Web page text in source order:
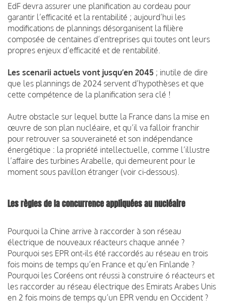
EdF devra assurer une planification au cordeau pour
garantir l’efficacité et la rentabilité ; aujourd’hui les
modifications de plannings désorganisent la filière
composée de centaines d’entreprises qui toutes ont leurs
propres enjeux d’efficacité et de rentabilité.
Les scenarii actuels vont jusqu’en 2045 ; inutile de dire
que les plannings de 2024 servent d’hypothèses et que
cette compétence de la planification sera clé !
Autre obstacle sur lequel butte la France dans la mise en
œuvre de son plan nucléaire, et qu’il va falloir franchir
pour retrouver sa souveraineté et son indépendance
énergétique : la propriété intellectuelle, comme l’illustre
l’affaire des turbines Arabelle, qui demeurent pour le
moment sous pavillon étranger (voir ci-dessous).
Les règles de la concurrence appliquées au nucléaire
Pourquoi la Chine arrive à raccorder à son réseau
électrique de nouveaux réacteurs chaque année ?
Pourquoi ses EPR ont-ils été raccordés au réseau en trois
fois moins de temps qu’en France et qu’en Finlande ?
Pourquoi les Coréens ont réussi à construire 6 réacteurs et
les raccorder au réseau électrique des Emirats Arabes Unis
en 2 fois moins de temps qu’un EPR vendu en Occident ?